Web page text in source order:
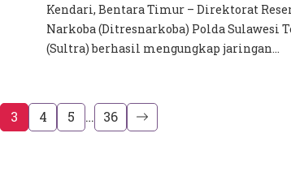
Kendari, Bentara Timur – Direktorat
Narkoba (Ditresnarkoba) Polda Sulawesi
(Sultra) berhasil mengungkap jaringan...
3 4 5 … 36